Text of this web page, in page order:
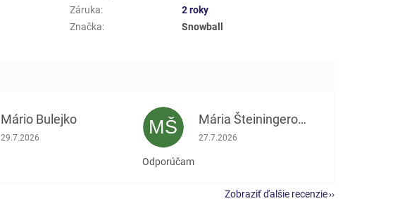
Záruka:
2 roky
Značka: Snowball
Mário Bulejko
Hodnotenie obchodu je 5 z 5 hviezdičiek.
29.7.2026 MŠ Mária Šteiningerová
Hodnotenie obchodu je 5 z 5 hviezdičiek.
27.7.2026
Odporúčam
Zobraziť ďalšie recenzie